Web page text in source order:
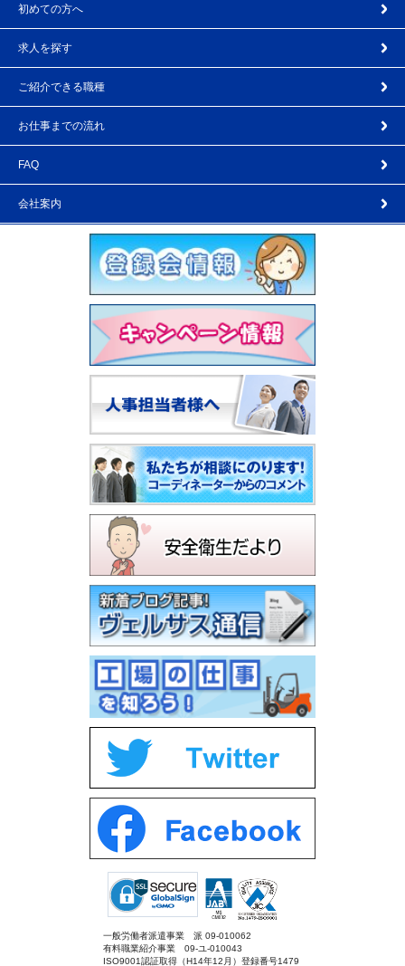
初めての方へ
求人を探す
ご紹介できる職種
お仕事までの流れ
FAQ
会社案内
一般労働者派遣事業 派 09-010062
有料職業紹介事業 09-ユ-010043
ISO9001認証取得（H14年12月）登録番号1479